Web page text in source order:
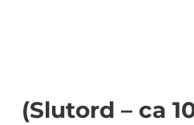
(Slutord – ca